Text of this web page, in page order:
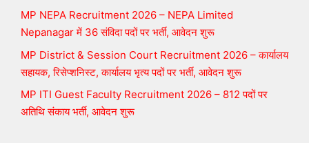
MP NEPA Recruitment 2026 – NEPA Limited
Nepanagar में 36 संविदा पदों पर भर्ती, आवेदन शुरू
MP District & Session Court Recruitment 2026 – कार्यालय
सहायक, रिसेप्शनिस्ट, कार्यालय भृत्य पदों पर भर्ती, आवेदन शुरू
MP ITI Guest Faculty Recruitment 2026 – 812 पदों पर
अतिथि संकाय भर्ती, आवेदन शुरू